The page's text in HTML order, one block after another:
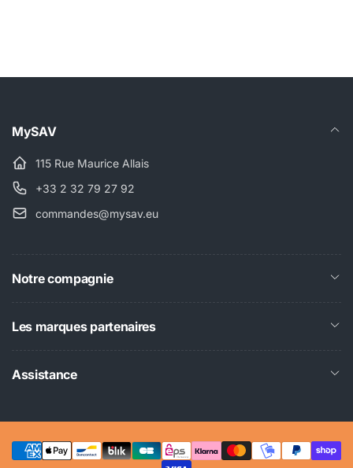
MySAV
115 Rue Maurice Allais
+33 2 32 79 27 92
commandes@mysav.eu
Notre compagnie
Les marques partenaires
Assistance